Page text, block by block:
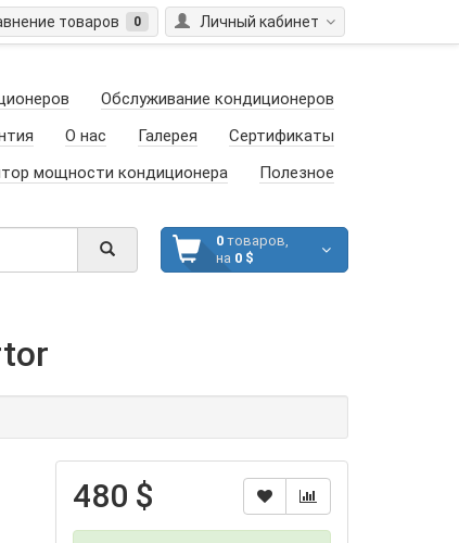
Личный кабинет
товаров 0
Обслуживание кондиционеров
О нас Галерея
Сертификаты
мощности кондиционера
Полезное
0товаров,
на 0 $
480 $